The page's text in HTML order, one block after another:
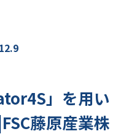
」を用い
藤原産業株